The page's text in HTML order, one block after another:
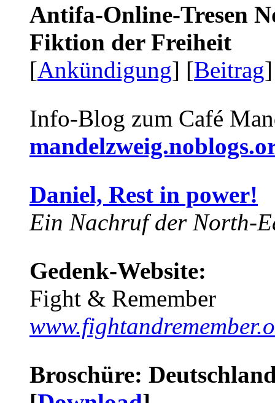
Antifa-Online-Tresen
Fiktion der Freiheit
[Ankündigung] [Beitrag
Info-Blog zum Café
Daniel, Rest in power!
Ein Nachruf der North-
Gedenk-Website:
Fight & Remember
Broschüre: